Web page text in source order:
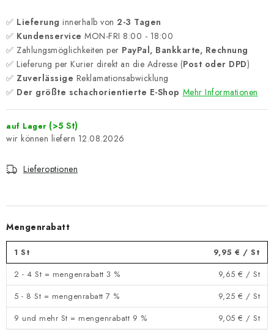
✅ Lieferung innerhalb von 2-3 Tagen
✅ Kundenservice MON-FRI 8:00 - 18:00
✅ Zahlungsmöglichkeiten per PayPal, Bankkarte, Rechnung
✅ Lieferung per Kurier direkt an die Adresse (Post oder DPD)
✅ Zuverlässige Reklamationsabwicklung
✅ Der größte schachorientierte E-Shop Mehr Informationen
auf Lager (>5 St)
12.08.2026
Lieferoptionen
Mengenrabatt
1 St 9,95 € / St
2 - 4 St = mengenrabatt 3 %
9,65 € / St
5 - 8 St = mengenrabatt 7 %
9,25 € / St
9 und mehr St = mengenrabatt 9 %
9,05 € / St